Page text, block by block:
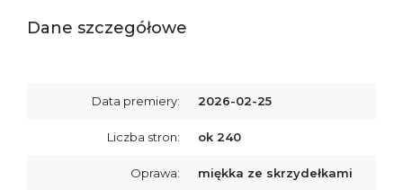
Dane szczegółowe
Data premiery: 2026-02-25
Liczba stron: ok 240
Oprawa: miękka ze skrzydełkami